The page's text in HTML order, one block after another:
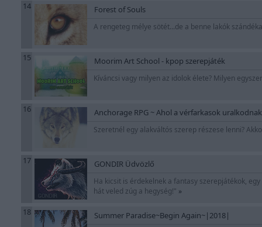
14 Forest of Souls
A rengeteg mélye sötét...de a benne lakók
15 Moorim Art School - kpop szerepjáték
Kíváncsi vagy milyen az idolok élete? Milyen
16 Anchorage RPG ~ Ahol a vérfarkasok
Szeretnél egy alakváltós szerep részese lenni?
17 GONDIR Üdvözlő
Ha kicsit is érdekelnek a fantasy szerepjátékok,
hát veled zúg a hegység!" »
18 Summer Paradise~Begin Again~|2018|